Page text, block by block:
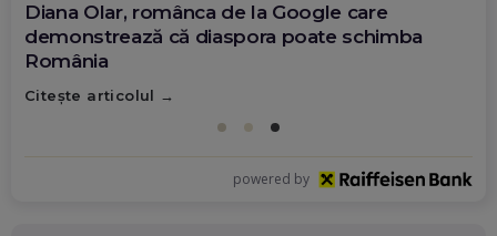
Diana Olar, românca de la Google care
demonstrează că diaspora poate schimba
România
Citește articolul
powered by